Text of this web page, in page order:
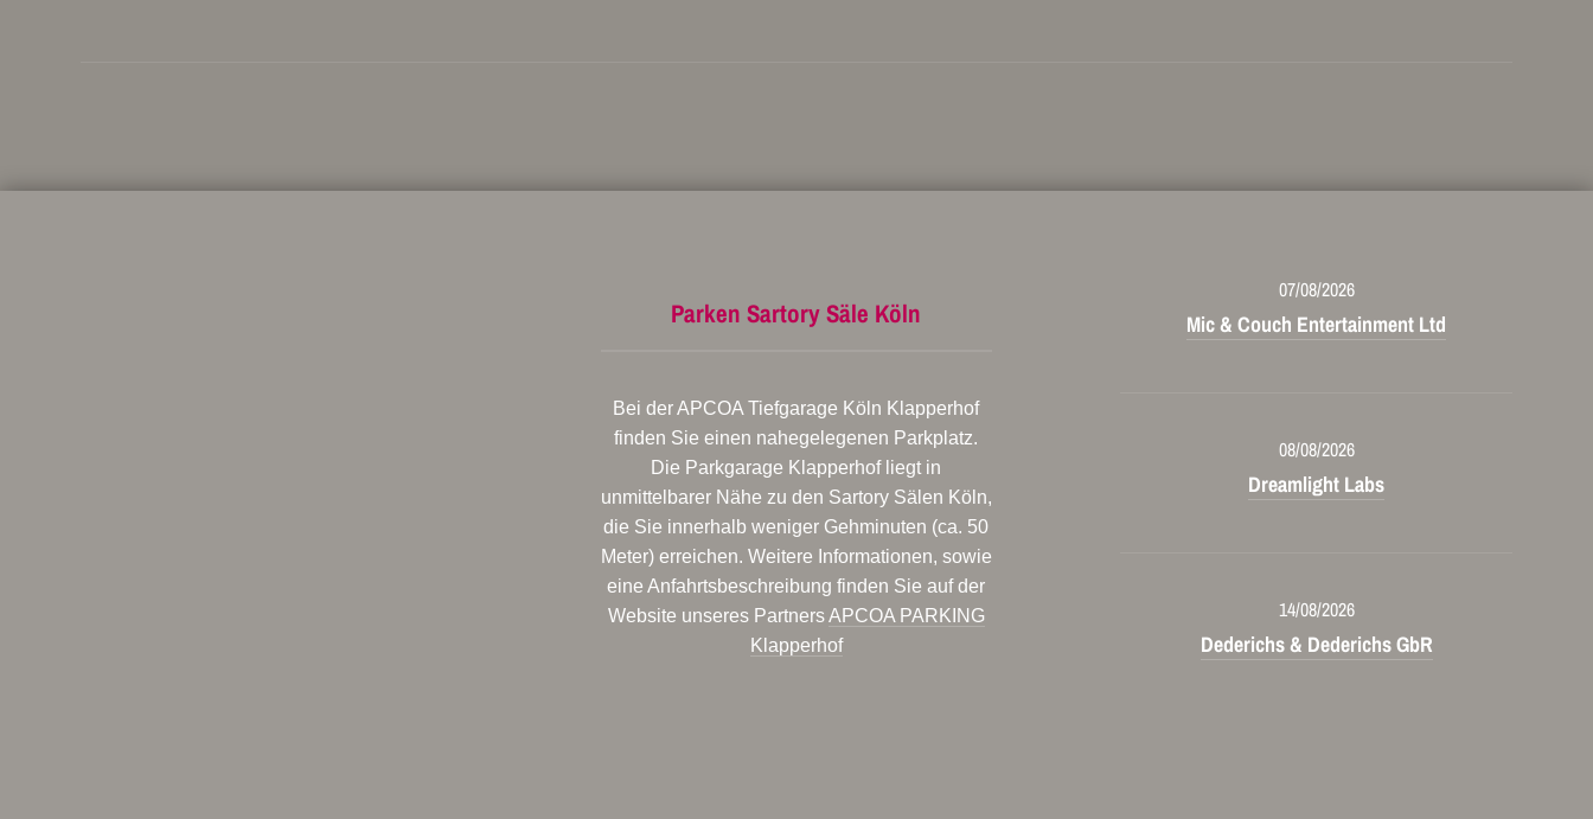
Parken Sartory Säle Köln
Bei der APCOA Tiefgarage Köln Klapperhof
finden Sie einen nahegelegenen Parkplatz.
Die Parkgarage Klapperhof liegt in
unmittelbarer Nähe zu den Sartory Sälen Köln,
die Sie innerhalb weniger Gehminuten (ca. 50
Meter) erreichen. Weitere Informationen, sowie
eine Anfahrtsbeschreibung finden Sie auf der
Website unseres PartnersAPCOA PARKING
Klapperhof
07/08/2026
Mic & Couch Entertainment Ltd
08/08/2026
Dreamlight Labs
14/08/2026
Dederichs & Dederichs GbR